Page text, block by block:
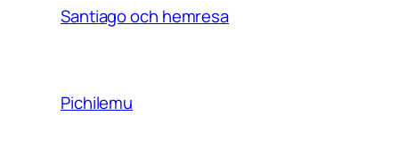
Santiago och hemresa
Pichilemu